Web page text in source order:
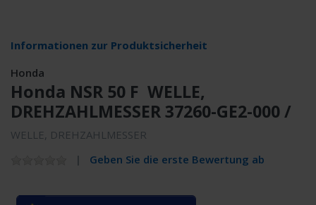
Informationen zur Produktsicherheit
Honda
Honda NSR 50 F WELLE,
DREHZAHLMESSER 37260-GE2-000 /
WELLE, DREHZAHLMESSER
Geben Sie die erste Bewertung ab